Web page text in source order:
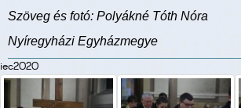
Szöveg és fotó: Polyákné Tóth Nóra
Nyíregyházi Egyházmegye
iec2020